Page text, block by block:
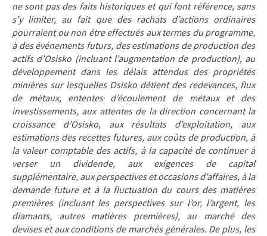
ne sont pas des faits historiques et qui font référence, sans
s’y limiter, au fait que des rachats d’actions ordinaires
pourraient ou non être effectués aux termes du programme,
à des événements futurs, des estimations de production des
actifs d’Osisko (incluant l’augmentation de production), au
développement dans les délais attendus des propriétés
minières sur lesquelles Osisko détient des redevances, flux
de métaux, ententes d’écoulement de métaux et des
investissements, aux attentes de la direction concernant la
croissance d’Osisko, aux résultats d’exploitation, aux
estimations des recettes futures, aux coûts de production, à
la valeur comptable des actifs, à la capacité de continuer à
verser un dividende, aux exigences de capital
supplémentaire, aux perspectives et occasions d’affaires, à la
demande future et à la fluctuation du cours des matières
premières (incluant les perspectives sur l’or, l’argent, les
diamants, autres matières premières), au marché des
devises et aux conditions de marchés générales. De plus, les